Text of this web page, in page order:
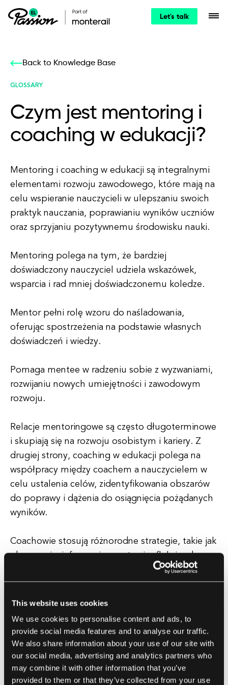
This website uses cookies
We use cookies to personalise content and ads, to
provide social media features and to analyse our traffic.
We also share information about your use of our site with
our social media, advertising and analytics partners who
may combine it with other information that you’ve
provided to them or that they’ve collected from your use
Let's talk
Back to Knowledge Base
GLOSSARY
Czym jest mentoring i
coaching w edukacji?
Mentoring i coaching w edukacji są integralnymi
elementami rozwoju zawodowego, które mają na
celu wspieranie nauczycieli w ulepszaniu swoich
praktyk nauczania, poprawianiu wyników uczniów
oraz sprzyjaniu pozytywnemu środowisku nauki.
Mentoring polega na tym, że bardziej
doświadczony nauczyciel udziela wskazówek,
wsparcia i rad mniej doświadczonemu koledze.
Mentor pełni rolę wzoru do naśladowania,
oferując spostrzeżenia na podstawie własnych
doświadczeń i wiedzy.
Pomaga mentee w radzeniu sobie z wyzwaniami,
rozwijaniu nowych umiejętności i zawodowym
rozwoju.
Relacje mentoringowe są często długoterminowe
i skupiają się na rozwoju osobistym i kariery. Z
drugiej strony, coaching w edukacji polega na
współpracy między coachem a nauczycielem w
celu ustalenia celów, zidentyfikowania obszarów
do poprawy i dążenia do osiągnięcia pożądanych
wyników.
Coachowie stosują różnorodne strategie, takie jak
obserwacja, informacja zwrotna i refleksja, aby
pomóc nauczycielom w doskonaleniu ich praktyk
instruktorskich, zwiększeniu umiejętności
zarządzania klasą oraz zaspokajaniu specyficznych
Relacje coachingowe są zazwyczaj
krótkoterminowe i zorientowane na cele. Zarówno
mentoring, jak i coaching w edukacji są